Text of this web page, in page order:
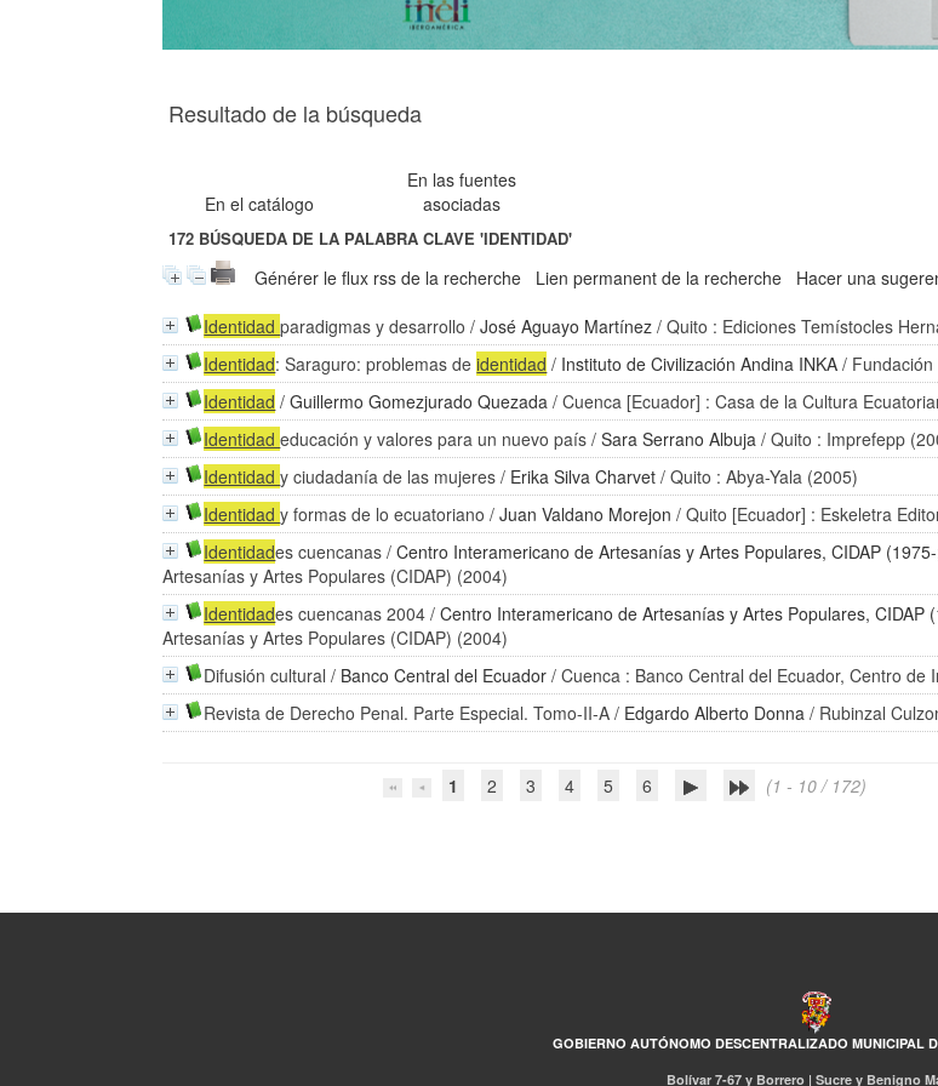
Resultado de la búsqueda
En el catálogo
En las fuentes
asociadas
172 BÚSQUEDA DE LA PALABRA CLAVE'IDENTIDAD'
Générer le flux rss de la recherche Lien permanent de la recherche
Hacer una
Identidadparadigmas y desarrollo /José Aguayo Martínez / Quito : Ediciones Temístocles
Identidad: Saraguro: problemas deidentidad / Instituto de Civilización Andina INKA / Fundación
Identidad /Guillermo Gomezjurado Quezada / Cuenca [Ecuador] : Casa de la Cultura
Identidadeducación y valores para un nuevo país /Sara Serrano Albuja / Quito : Imprefepp
Identidady ciudadanía de las mujeres / Erika Silva Charvet / Quito : Abya-Yala (2005)
Identidady formas de lo ecuatoriano /Juan Valdano Morejon / Quito [Ecuador] : Eskeletra
Identidades cuencanas /Centro Interamericano de Artesanías y Artes Populares, CIDAP
Artesanías y Artes Populares (CIDAP) (2004)
Identidades cuencanas 2004 /Centro Interamericano de Artesanías y Artes Populares, CIDAP
Artesanías y Artes Populares (CIDAP) (2004)
Difusión cultural / Banco Central del Ecuador / Cuenca : Banco Central del Ecuador, Centro de
Revista de Derecho Penal. Parte Especial. Tomo-II-A / Edgardo Alberto Donna / Rubinzal
1 2 3 4 5 6 (1 - 10 / 172)
GOBIERNO AUTÓNOMO DESCENTRALIZADO MUNICIPAL
Bolívar 7-67 y Borrero | Sucre y Benigno